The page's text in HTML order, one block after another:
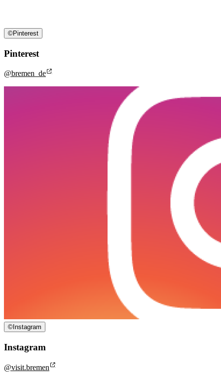
©Pinterest
Pinterest
@bremen_de
© Instagram
Instagram
@visit.bremen